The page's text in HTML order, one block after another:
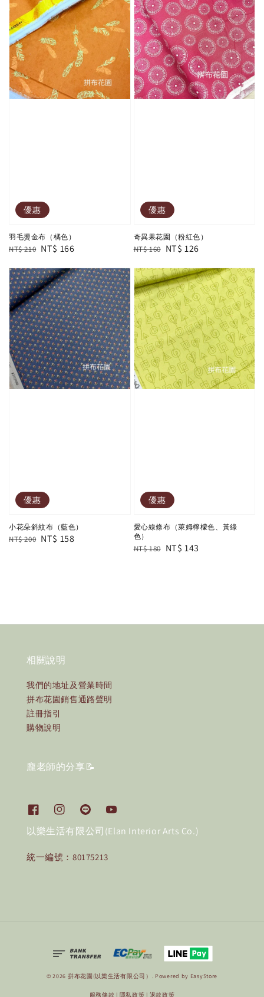
優惠
羽毛燙金布（橘色）
Regular
NT$ 210 Sale
NT$ 166
優惠
奇異果花園（粉紅色）
Regular
NT$ 160 Sale
NT$ 126
優惠
小花朵斜紋布（藍色）
Regular
NT$ 200 Sale
NT$ 158
優惠
愛心線條布（萊姆檸檬色、黃綠
色）
Regular
NT$ 180 Sale
NT$ 143
相關說明
我們的地址及營業時間
拼布花園銷售通路聲明
註冊指引
購物說明
龐老師的分享📝
以樂生活有限公司(Elan Interior Arts Co.)
統一編號：80175213
© 2026 拼布花園(以樂生活有限公司）. Powered by EasyStore
服務條款 | 隱私政策 | 退款政策